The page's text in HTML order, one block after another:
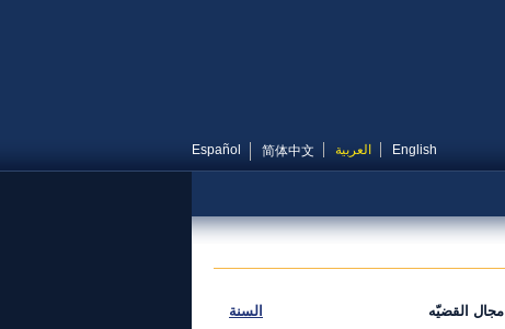
English العربية 简体中文
Español
مجال القضيّه السنة